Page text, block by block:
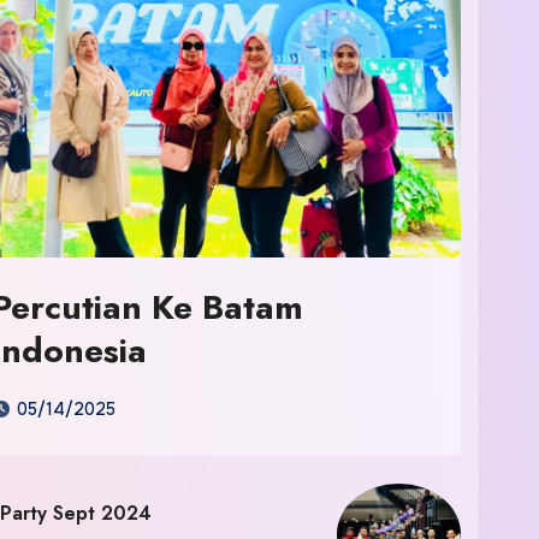
Ke Batam
05/14/2025
Sept 2024